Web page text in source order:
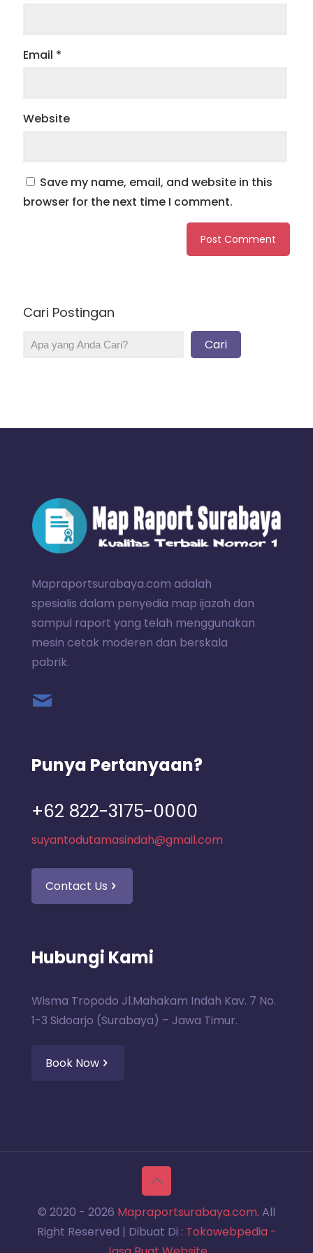
Email *
Website
Save my name, email, and website in this
browser for the next time I comment.
Cari Postingan
Cari
Mapraportsurabaya.com adalah
spesialis dalam penyedia map ijazah dan
sampul raport yang telah menggunakan
mesin cetak moderen dan berskala
pabrik.
Punya Pertanyaan?
+62 822-3175-0000
suyantodutamasindah@gmail.com
Contact Us
Hubungi Kami
Wisma Tropodo Jl.Mahakam Indah Kav. 7 No.
1-3 Sidoarjo (Surabaya) – Jawa Timur.
Book Now
© 2020 - 2026 Mapraportsurabaya.com. All
Right Reserved | Dibuat Di : Tokowebpedia -